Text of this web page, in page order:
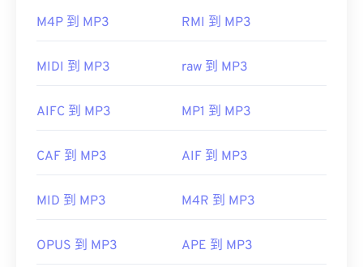
PowerDVD和Cyber​​link PowerProducer
开发者： 微软
首次发行：
https://en.wikipedia.org/wiki/
versions/windows/desktop/windows-media-
Media Player中打开它，具体取决于您首选的平台。
另一个可以打开 MP3 文件的程序是VLC 媒体播放
名。它们是Masterpoint 绿点数据 （已过时）和
以比特币支付赎金的恶意软件，但幸运的是，它现已
制定者：
运动图像专家组
首次发行： 1993年
M4P 到 MP3 RMI 到 MP3
MIDI 到 MP3 raw 到 MP3
AIFC 到 MP3 MP1 到 MP3
CAF 到 MP3 AIF 到 MP3
MID 到 MP3 M4R 到 MP3
OPUS 到 MP3 APE 到 MP3